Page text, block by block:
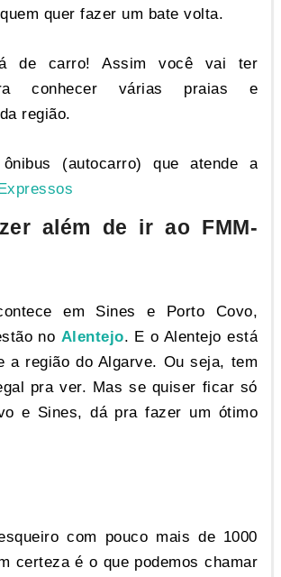
quer fazer um bate volta.
de carro! Assim você vai ter
conhecer várias praias e
região.
(autocarro) que atende a
além de ir ao FMM-
em Sines e Porto Covo,
no Alentejo. E o Alentejo está
a região do Algarve. Ou seja, tem
pra ver. Mas se quiser ficar só
e Sines, dá pra fazer um ótimo
com pouco mais de 1000
certeza é o que podemos chamar